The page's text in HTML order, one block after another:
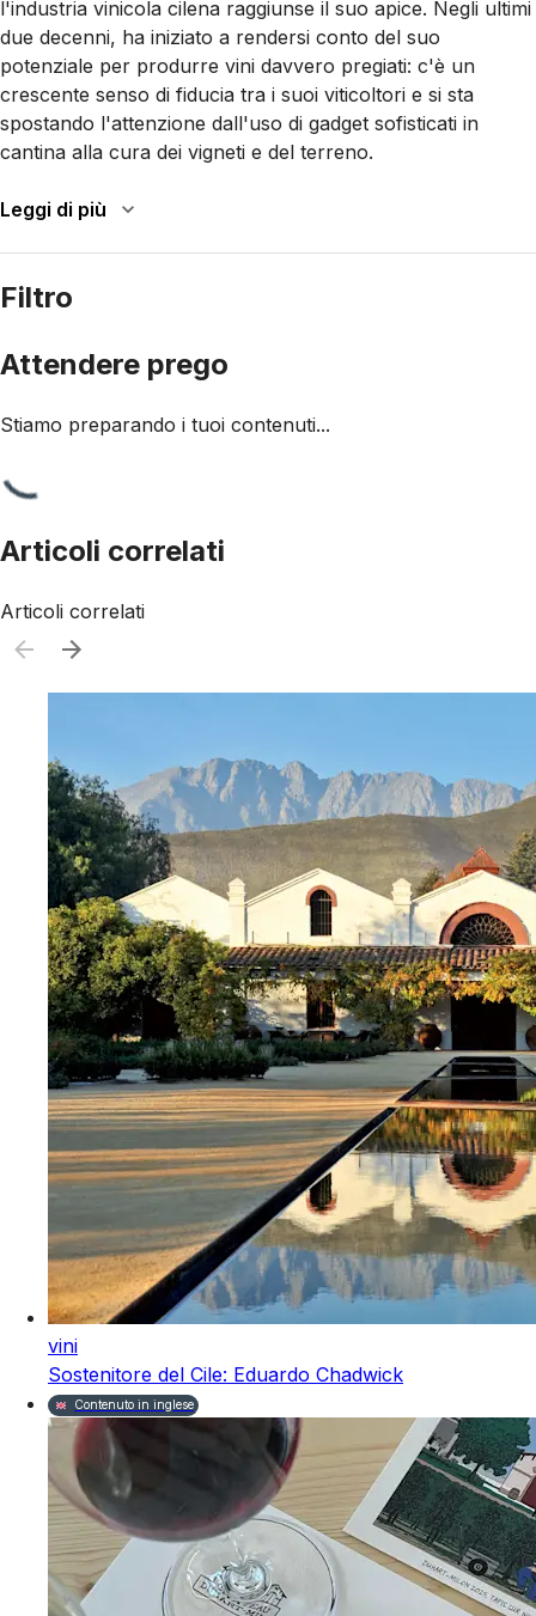
l'industria vinicola cilena raggiunse il suo apice. Negli ultimi
due decenni, ha iniziato a rendersi conto del suo
potenziale per produrre vini davvero pregiati: c'è un
crescente senso di fiducia tra i suoi viticoltori e si sta
spostando l'attenzione dall'uso di gadget sofisticati in
cantina alla cura dei vigneti e del terreno.
Leggi di più
Filtro
Attendere prego
Stiamo preparando i tuoi contenuti...
Articoli correlati
Articoli correlati
vini
Sostenitore del Cile: Eduardo Chadwick
Contenuto in inglese